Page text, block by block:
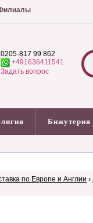
0205-817 99 862
+491636411541
Задать вопрос
Бижутерия
по Европе и Англии ›